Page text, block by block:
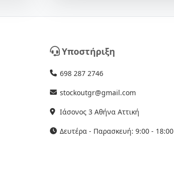
Υποστήριξη
698 287 2746
stockoutgr@gmail.com
Ιάσονος 3 Αθήνα Αττική
Δευτέρα - Παρασκευή: 9:00 - 18:00